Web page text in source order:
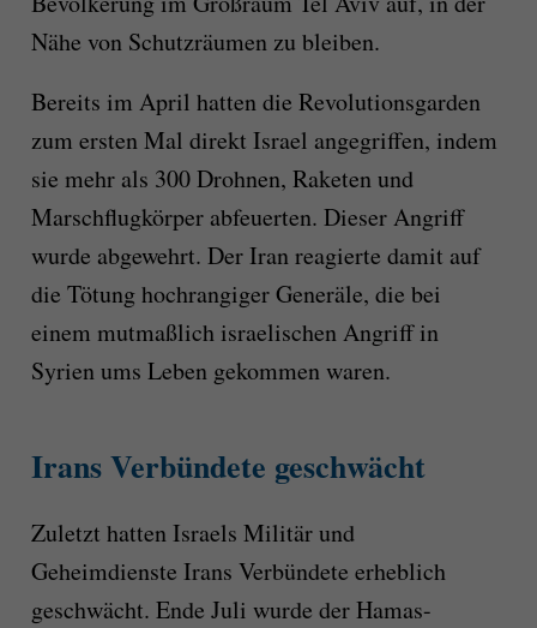
Nähe von Schutzräumen zu bleiben.
Bereits im April hatten die Revolutionsgarden
zum ersten Mal direkt Israel angegriffen, indem
sie mehr als 300 Drohnen, Raketen und
Marschflugkörper abfeuerten. Dieser Angriff
wurde abgewehrt. Der Iran reagierte damit auf
die Tötung hochrangiger Generäle, die bei
einem mutmaßlich israelischen Angriff in
Syrien ums Leben gekommen waren.
Irans Verbündete geschwächt
Zuletzt hatten Israels Militär und
Geheimdienste Irans Verbündete erheblich
geschwächt. Ende Juli wurde der Hamas-